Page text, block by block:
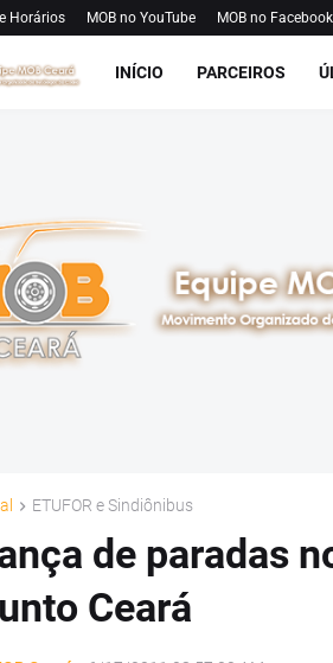
Horários MOB no YouTube MOB no Facebook
INÍCIO PARCEIROS
ETUFOR e Sindiônibus
de paradas
Ceará